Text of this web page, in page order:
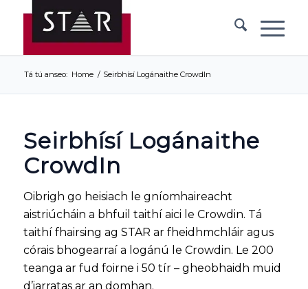
Tá tú anseo: Home / Seirbhísí Logánaithe CrowdIn
Seirbhísí Logánaithe
CrowdIn
Oibrigh go heisiach le gníomhaireacht
aistriúcháin a bhfuil taithí aici le Crowdin. Tá
taithí fhairsing ag STAR ar fheidhmchláir agus
córais bhogearraí a logánú le Crowdin. Le 200
teanga ar fud foirne i 50 tír – gheobhaidh muid
d’iarratas ar an domhan.